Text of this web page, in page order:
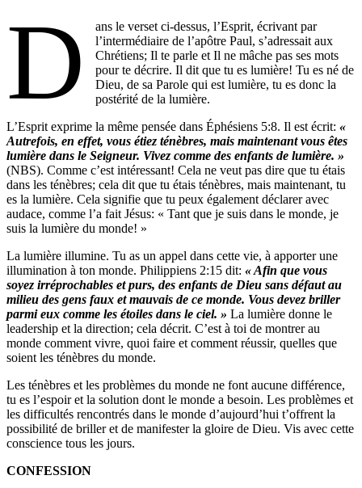
D
ans le verset ci-dessus, l’Esprit, écrivant par
l’intermédiaire de l’apôtre Paul, s’adressait aux
Chrétiens; Il te parle et Il ne mâche pas ses mots
pour te décrire. Il dit que tu es lumière! Tu es né de
Dieu, de sa Parole qui est lumière, tu es donc la
postérité de la lumière.
L’Esprit exprime la même pensée dans Éphésiens 5:8. Il est écrit: «
Autrefois, en effet, vous étiez ténèbres, mais maintenant vous êtes
lumière dans le Seigneur. Vivez comme des enfants de lumière. »
(NBS). Comme c’est intéressant! Cela ne veut pas dire que tu étais
dans les ténèbres; cela dit que tu étais ténèbres, mais maintenant, tu
es la lumière. Cela signifie que tu peux également déclarer avec
audace, comme l’a fait Jésus: « Tant que je suis dans le monde, je
suis la lumière du monde! »
La lumière illumine. Tu as un appel dans cette vie, à apporter une
illumination à ton monde. Philippiens 2:15 dit: « Afin que vous
soyez irréprochables et purs, des enfants de Dieu sans défaut au
milieu des gens faux et mauvais de ce monde. Vous devez briller
parmi eux comme les étoiles dans le ciel. » La lumière donne le
leadership et la direction; cela décrit. C’est à toi de montrer au
monde comment vivre, quoi faire et comment réussir, quelles que
soient les ténèbres du monde.
Les ténèbres et les problèmes du monde ne font aucune différence,
tu es l’espoir et la solution dont le monde a besoin. Les problèmes et
les difficultés rencontrés dans le monde d’aujourd’hui t’offrent la
possibilité de briller et de manifester la gloire de Dieu. Vis avec cette
conscience tous les jours.
CONFESSION